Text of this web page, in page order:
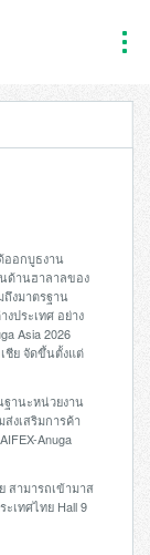
ออกบูธงาน
นด้านฮาลาลของ
งมาตรฐาน
งประเทศ อย่าง
Asia 2026
ชีย จัดขึ้นตั้งแต่
ฐานะหน่วยงาน
งเสริมการค้า
Anuga
สามารถเข้ามาส
เทศไทย Hall 9